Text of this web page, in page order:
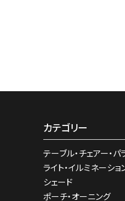
カテゴリー
テーブル・チェアー・パ
ライト・イルミネーショ
シェード
ポーチ・オーニング